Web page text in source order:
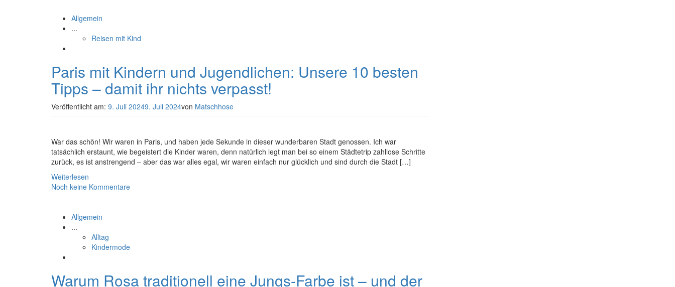
Allgemein
...
Reisen mit Kind
Paris mit Kindern und Jugendlichen: Unsere 10 besten
Tipps – damit ihr nichts verpasst!
Veröffentlicht am: 9. Juli 20249. Juli 2024von Matschhose
War das schön! Wir waren in Paris, und haben jede Sekunde in dieser wunderbaren Stadt genossen. Ich war
tatsächlich erstaunt, wie begeistert die Kinder waren, denn natürlich legt man bei so einem Städtetrip zahllose Schritte
zurück, es ist anstrengend – aber das war alles egal, wir waren einfach nur glücklich und sind durch die Stadt […]
Weiterlesen
Noch keine Kommentare
Allgemein
...
Alltag
Kindermode
Warum Rosa traditionell eine Jungs-Farbe ist – und der